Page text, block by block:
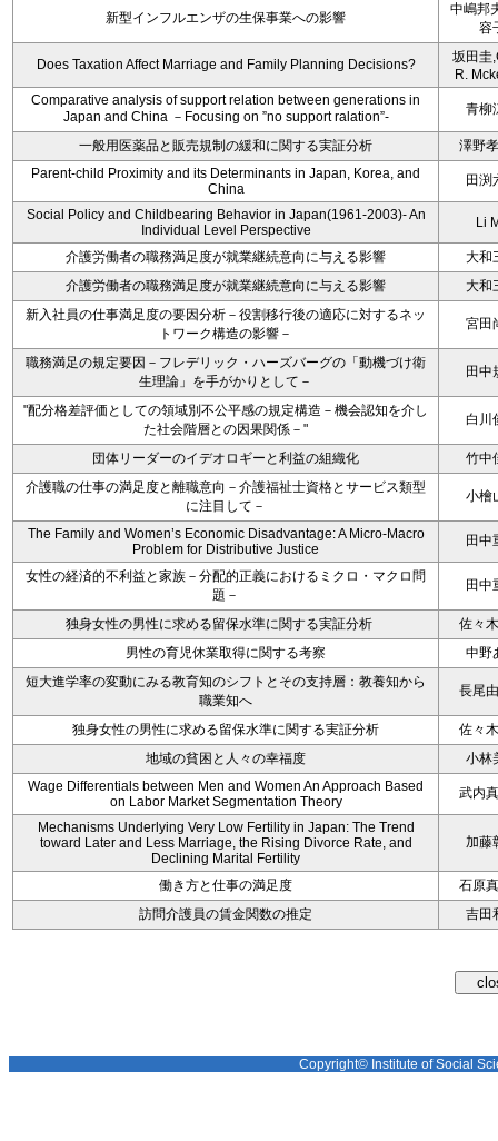
新型インフルエンザの生保事業への影響
中嶋邦
容
Does Taxation Affect Marriage and Family Planning Decisions?
坂田圭
R.
Comparative analysis of support relation between generations in
Japan and China －Focusing on ”no support ralation”-
青柳
一般用医薬品と販売規制の緩和に関する実証分析
澤野
Parent-child Proximity and its Determinants in Japan, Korea, and
China
田渕
Social Policy and Childbearing Behavior in Japan(1961-2003)- An
Individual Level Perspective
Li
介護労働者の職務満足度が就業継続意向に与える影響
大和
介護労働者の職務満足度が就業継続意向に与える影響
大和
新入社員の仕事満足度の要因分析－役割移行後の適応に対するネッ
トワーク構造の影響－
宮田
職務満足の規定要因－フレデリック・ハーズバーグの「動機づけ衛
生理論」を手がかりとして－
田中
"配分格差評価としての領域別不公平感の規定構造－機会認知を介し
た社会階層との因果関係－"
白川
団体リーダーのイデオロギーと利益の組織化
竹中
介護職の仕事の満足度と離職意向－介護福祉士資格とサービス類型
に注目して－
小檜
The Family and Women’s Economic Disadvantage: A Micro-Macro
Problem for Distributive Justice
田中
女性の経済的不利益と家族－分配的正義におけるミクロ・マクロ問
題－
田中
独身女性の男性に求める留保水準に関する実証分析
佐々
男性の育児休業取得に関する考察
中野
短大進学率の変動にみる教育知のシフトとその支持層：教養知から
職業知へ
長尾
独身女性の男性に求める留保水準に関する実証分析
佐々
地域の貧困と人々の幸福度
小林
Wage Differentials between Men and Women An Approach Based
on Labor Market Segmentation Theory
武内
Mechanisms Underlying Very Low Fertility in Japan: The Trend
toward Later and Less Marriage, the Rising Divorce Rate, and
Declining Marital Fertility
加藤
働き方と仕事の満足度
石原
訪問介護員の賃金関数の推定
吉田
Copyright© Institute of Social